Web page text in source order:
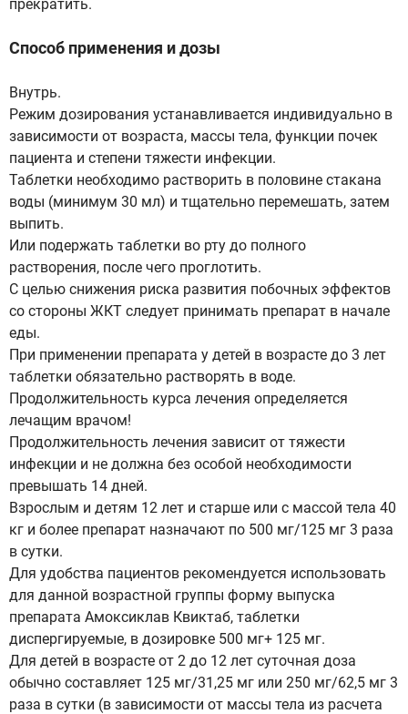
прекратить.
Способ применения и дозы
Внутрь.
Режим дозирования устанавливается индивидуально в
зависимости от возраста, массы тела, функции почек
пациента и степени тяжести инфекции.
Таблетки необходимо растворить в половине стакана
воды (минимум 30 мл) и тщательно перемешать, затем
выпить.
Или подержать таблетки во рту до полного
растворения, после чего проглотить.
С целью снижения риска развития побочных эффектов
со стороны ЖКТ следует принимать препарат в начале
еды.
При применении препарата у детей в возрасте до 3 лет
таблетки обязательно растворять в воде.
Продолжительность курса лечения определяется
лечащим врачом!
Продолжительность лечения зависит от тяжести
инфекции и не должна без особой необходимости
превышать 14 дней.
Взрослым и детям 12 лет и старше или с массой тела 40
кг и более препарат назначают по 500 мг/125 мг 3 раза
в сутки.
Для удобства пациентов рекомендуется использовать
для данной возрастной группы форму выпуска
препарата Амоксиклав Квиктаб, таблетки
диспергируемые, в дозировке 500 мг+ 125 мг.
Для детей в возрасте от 2 до 12 лет суточная доза
обычно составляет 125 мг/31,25 мг или 250 мг/62,5 мг 3
раза в сутки (в зависимости от массы тела из расчета